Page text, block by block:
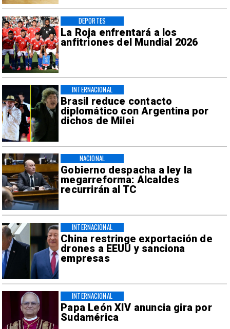
La Roja enfrentará a los
anfitriones del Mundial 2026
DEPORTES
Brasil reduce contacto
diplomático con Argentina por
dichos de Milei
INTERNACIONAL
Gobierno despacha a ley la
megarreforma: Alcaldes
recurrirán al TC
NACIONAL
China restringe exportación de
drones a EEUU y sanciona
empresas
INTERNACIONAL
Papa León XIV anuncia gira por
Sudamérica
INTERNACIONAL